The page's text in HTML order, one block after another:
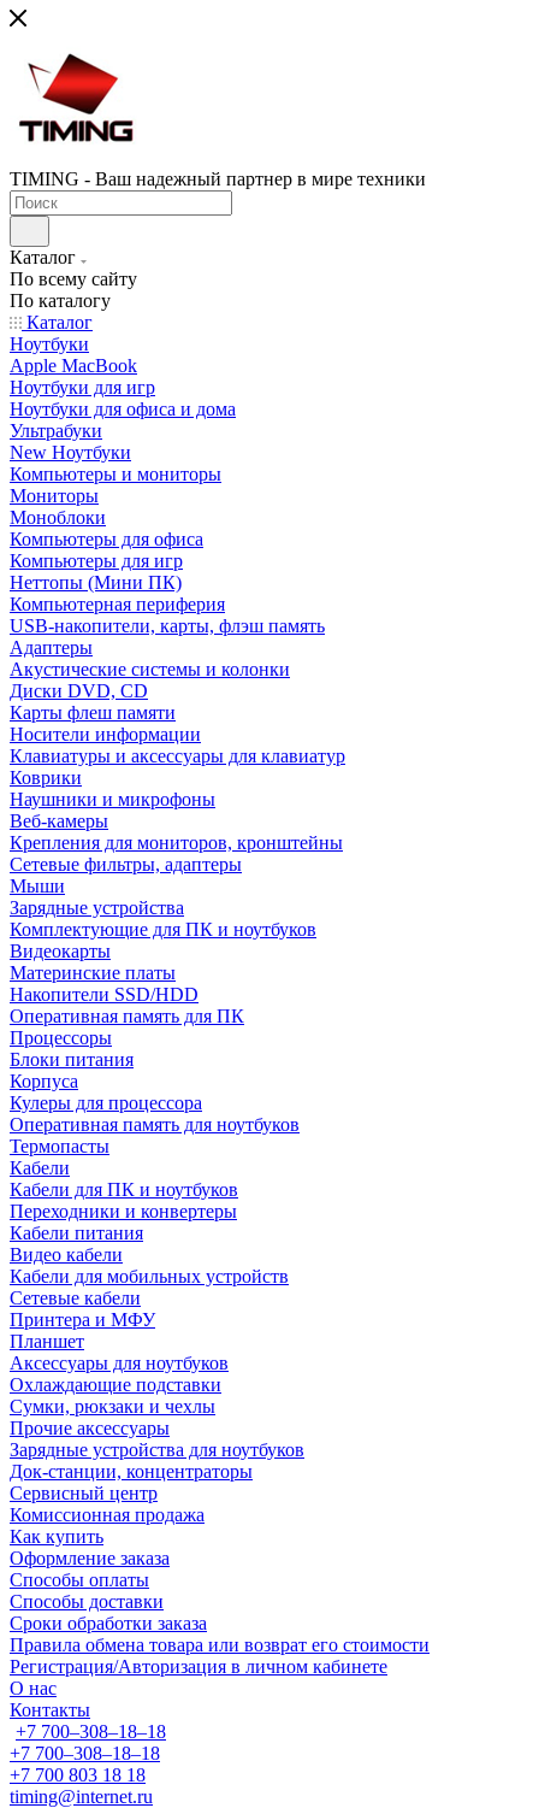
TIMING - Ваш надежный партнер в мире техники
Каталог
По всему сайту
По каталогу
Каталог
Ноутбуки
Apple MacBook
Ноутбуки для игр
Ноутбуки для офиса и дома
Ультрабуки
New Ноутбуки
Компьютеры и мониторы
Мониторы
Моноблоки
Компьютеры для офиса
Компьютеры для игр
Неттопы (Мини ПК)
Компьютерная периферия
USB-накопители, карты, флэш память
Адаптеры
Акустические системы и колонки
Диски DVD, CD
Карты флеш памяти
Носители информации
Клавиатуры и аксессуары для клавиатур
Коврики
Наушники и микрофоны
Веб-камеры
Крепления для мониторов, кронштейны
Сетевые фильтры, адаптеры
Мыши
Зарядные устройства
Комплектующие для ПК и ноутбуков
Видеокарты
Материнские платы
Накопители SSD/HDD
Оперативная память для ПК
Процессоры
Блоки питания
Корпуса
Кулеры для процессора
Оперативная память для ноутбуков
Термопасты
Кабели
Кабели для ПК и ноутбуков
Переходники и конвертеры
Кабели питания
Видео кабели
Кабели для мобильных устройств
Сетевые кабели
Принтера и МФУ
Планшет
Аксессуары для ноутбуков
Охлаждающие подставки
Сумки, рюкзаки и чехлы
Прочие аксессуары
Зарядные устройства для ноутбуков
Док-станции, концентраторы
Сервисный центр
Комиссионная продажа
Как купить
Оформление заказа
Способы оплаты
Способы доставки
Сроки обработки заказа
Правила обмена товара или возврат его стоимости
Регистрация/Авторизация в личном кабинете
О нас
Контакты
+7 700‒308‒18‒18
+7 700‒308‒18‒18
+7 700 803 18 18
timing@internet.ru